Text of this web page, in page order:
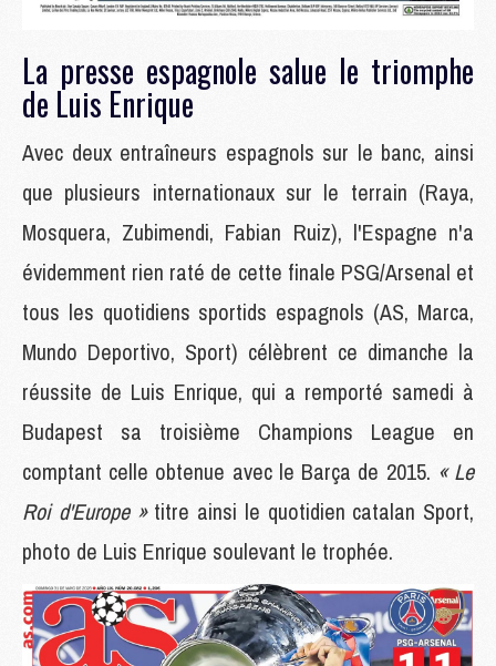
La presse espagnole salue le triomphe
de Luis Enrique
Avec deux entraîneurs espagnols sur le banc, ainsi
que plusieurs internationaux sur le terrain (Raya,
Mosquera, Zubimendi, Fabian Ruiz), l'Espagne n'a
évidemment rien raté de cette finale PSG/Arsenal et
tous les quotidiens sportids espagnols (AS, Marca,
Mundo Deportivo, Sport) célèbrent ce dimanche la
réussite de Luis Enrique, qui a remporté samedi à
Budapest sa troisième Champions League en
comptant celle obtenue avec le Barça de 2015. « Le
Roi d'Europe »titre ainsi le quotidien catalan Sport,
photo de Luis Enrique soulevant le trophée.